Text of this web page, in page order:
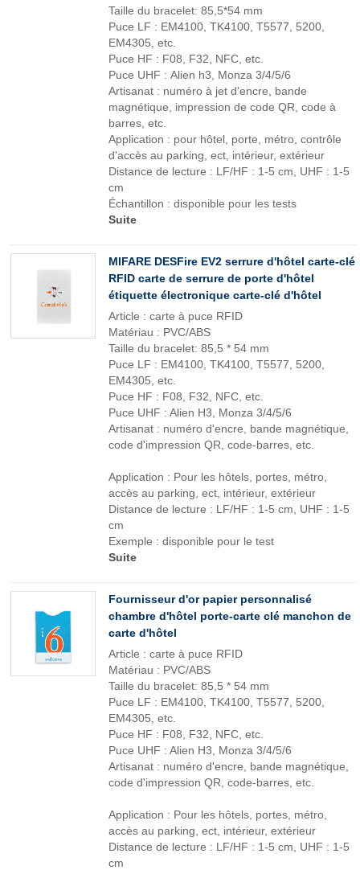
Taille du bracelet: 85,5*54 mm
Puce LF : EM4100, TK4100, T5577, 5200,
EM4305, etc.
Puce HF : F08, F32, NFC, etc.
Puce UHF : Alien h3, Monza 3/4/5/6
Artisanat : numéro à jet d'encre, bande
magnétique, impression de code QR, code à
barres, etc.
Application : pour hôtel, porte, métro, contrôle
d'accès au parking, ect, intérieur, extérieur
Distance de lecture : LF/HF : 1-5 cm, UHF : 1-5
cm
Échantillon : disponible pour les tests
Suite
MIFARE DESFire EV2 serrure d'hôtel carte-clé
RFID carte de serrure de porte d'hôtel
étiquette électronique carte-clé d'hôtel
Article : carte à puce RFID
Matériau : PVC/ABS
Taille du bracelet: 85,5 * 54 mm
Puce LF : EM4100, TK4100, T5577, 5200,
EM4305, etc.
Puce HF : F08, F32, NFC, etc.
Puce UHF : Alien H3, Monza 3/4/5/6
Artisanat : numéro d'encre, bande magnétique,
code d'impression QR, code-barres, etc.
Application : Pour les hôtels, portes, métro,
accès au parking, ect, intérieur, extérieur
Distance de lecture : LF/HF : 1-5 cm, UHF : 1-5
cm
Exemple : disponible pour le test
Suite
Fournisseur d'or papier personnalisé
chambre d'hôtel porte-carte clé manchon de
carte d'hôtel
Article : carte à puce RFID
Matériau : PVC/ABS
Taille du bracelet: 85,5 * 54 mm
Puce LF : EM4100, TK4100, T5577, 5200,
EM4305, etc.
Puce HF : F08, F32, NFC, etc.
Puce UHF : Alien H3, Monza 3/4/5/6
Artisanat : numéro d'encre, bande magnétique,
code d'impression QR, code-barres, etc.
Application : Pour les hôtels, portes, métro,
accès au parking, ect, intérieur, extérieur
Distance de lecture : LF/HF : 1-5 cm, UHF : 1-5
cm